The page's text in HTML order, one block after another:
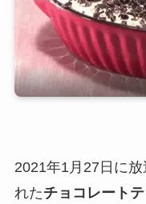
2021年1月27日に放
れたチョコレート